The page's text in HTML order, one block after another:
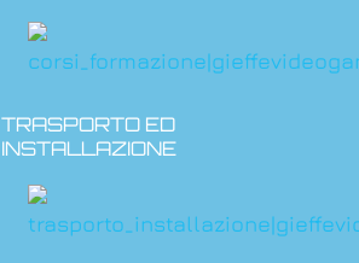
TRASPORTO ED
INSTALLAZIONE